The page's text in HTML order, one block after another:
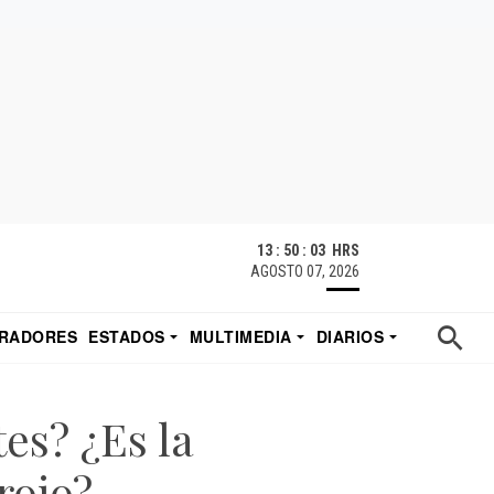
13 : 50 : 03 HRS
AGOSTO 07, 2026
ESTADOS MULTIMEDIA
DIARIOS
¿Es la